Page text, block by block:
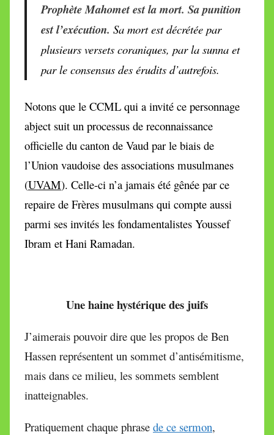
Prophète Mahomet est la mort. Sa punition
est l’exécution. Sa mort est décrétée par
plusieurs versets coraniques, par la sunna et
par le consensus des érudits d’autrefois.
Notons que le CCML qui a invité ce personnage
abject suit un processus de reconnaissance
officielle du canton de Vaud par le biais de
l’Union vaudoise des associations musulmanes
(UVAM). Celle-ci n’a jamais été gênée par ce
repaire de Frères musulmans qui compte aussi
parmi ses invités les fondamentalistes Youssef
Ibram et Hani Ramadan.
Une haine hystérique des juifs
J’aimerais pouvoir dire que les propos de Ben
Hassen représentent un sommet d’antisémitisme,
mais dans ce milieu, les sommets semblent
inatteignables.
Pratiquement chaque phrase de ce sermon,